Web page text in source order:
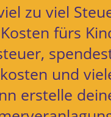
zu viel
fürs
und
erstelle